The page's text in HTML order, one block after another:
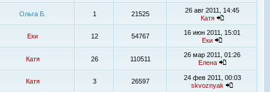
Ольга Б. 1 21525
26 авг 2011, 14:45
Катя
Еки 12 54767
16 июн 2011, 15:01
Еки
Катя 26 110511
26 мар 2011, 01:26
Елена
Катя 3 26597
24 фев 2011, 00:03
skvoznyak